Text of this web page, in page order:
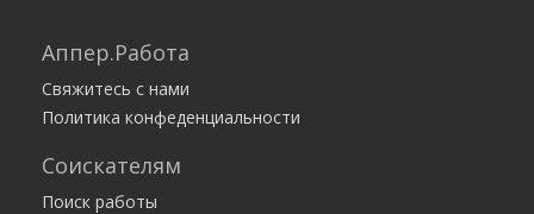
Сметчик
ООО Межрегиональный сметный центр
Москва
Клининг-сервис CleanON
Аппер.Работа
Свяжитесь с нами
Политика конфеденциальности
Соискателям
Поиск работы